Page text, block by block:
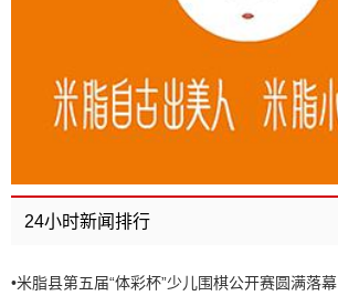
24小时新闻排行
•米脂县第五届“体彩杯”少儿围棋公开赛圆满落幕